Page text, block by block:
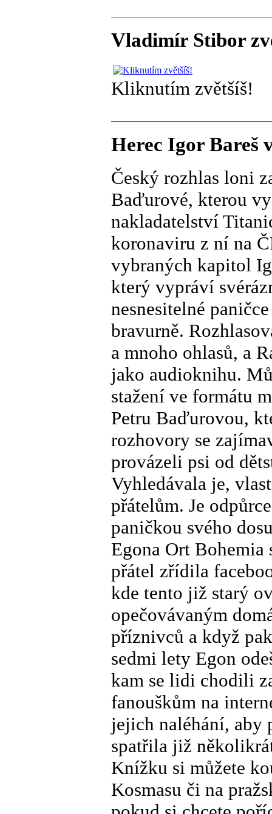
Vladimír Stibor
Kliknutím zvětšíš!
Herec Igor Bareš
Český rozhlas loni
Baďurové, kterou
nakladatelství
koronaviru z ní na
vybraných kapitol
který vypráví
nesnesitelné
bravurně.
a mnoho ohlasů, a
jako audioknihu.
stažení ve formátu
Petru Baďurovou,
rozhovory se
provázeli psi od
Vyhledávala je,
přátelům. Je
paničkou svého
Egona Ort Bohemia
přátel zřídila
kde tento již starý
opečovávaným
příznivců a když
sedmi lety Egon
kam se lidi chodili
fanouškům na
jejich naléhání, aby
spatřila již
Knížku si můžete
Kosmasu či na